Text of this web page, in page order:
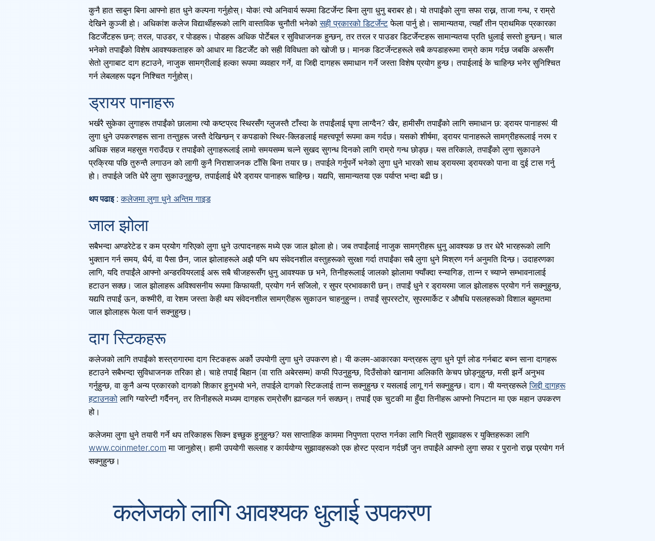
कुनै हात साबुन बिना आफ्नो हात धुने कल्पना गर्नुहोस्। योक! त्यो अनिवार्य रूपमा डिटर्जेन्ट बिना लुगा धुनु बराबर हो। यो तपाईंको लुगा सफा राख्न, ताजा गन्ध, र राम्रो
देखिने कुञ्जी हो। अधिकांश कलेज विद्यार्थीहरूको लागि वास्तविक चुनौती भनेकोसही प्रकारको डिटर्जेन्ट फेला पार्नु हो। सामान्यतया, त्यहाँ तीन प्राथमिक प्रकारका
डिटर्जेंटहरू छन्: तरल, पाउडर, र पोडहरू। पोडहरू अधिक पोर्टेबल र सुविधाजनक हुन्छन्, तर तरल र पाउडर डिटर्जेन्टहरू सामान्यतया प्रति धुलाई सस्तो हुन्छन्। चाल
भनेको तपाइँको विशेष आवश्यकताहरु को आधार मा डिटर्जेंट को सही विविधता को खोजी छ। मानक डिटर्जेन्टहरूले सबै कपडाहरूमा राम्रो काम गर्दछ जबकि अरूसँग
सेतो लुगाबाट दाग हटाउने, नाजुक सामग्रीलाई हल्का रूपमा व्यवहार गर्ने, वा जिद्दी दागहरू समाधान गर्ने जस्ता विशेष प्रयोग हुन्छ। तपाईलाई के चाहिन्छ भनेर सुनिश्चित
गर्न लेबलहरू पढ्न निश्चित गर्नुहोस्।
ड्रायर पानाहरू
भर्खरै सुकेका लुगाहरू तपाईंको छालामा त्यो कष्टप्रद स्थिरसँग ग्लुजस्तै टाँस्दा के तपाईंलाई घृणा लाग्दैन? खैर, हामीसँग तपाइँको लागि समाधान छ: ड्रायर पानाहरू! यी
लुगा धुने उपकरणहरू साना तन्तुहरू जस्तै देखिन्छन् र कपडाको स्थिर-क्लिङलाई महत्त्वपूर्ण रूपमा कम गर्दछ। यसको शीर्षमा, ड्रायर पानाहरूले सामग्रीहरूलाई नरम र
अधिक सहज महसुस गराउँदछ र तपाईंको लुगाहरूलाई लामो समयसम्म चल्ने सुखद सुगन्ध दिनको लागि राम्रो गन्ध छोड्छ। यस तरिकाले, तपाइँको लुगा सुकाउने
प्रक्रिया पछि तुरुन्तै लगाउन को लागी कुनै निराशाजनक टाँसि बिना तयार छ। तपाईले गर्नुपर्ने भनेको लुगा धुने भारको साथ ड्रायरमा ड्रायरको पाना वा दुई टास गर्नु
हो। तपाईले जति धेरै लुगा सुकाउनुहुन्छ, तपाईलाई धेरै ड्रायर पानाहरू चाहिन्छ। यद्यपि, सामान्यतया एक पर्याप्त भन्दा बढी छ।
थप पढाइ:कलेजमा लुगा धुने अन्तिम गाइड
जाल झोला
सबैभन्दा अण्डरेटेड र कम प्रयोग गरिएको लुगा धुने उत्पादनहरू मध्ये एक जाल झोला हो। जब तपाईंलाई नाजुक सामग्रीहरू धुनु आवश्यक छ तर धेरै भारहरूको लागि
भुक्तान गर्न समय, धैर्य, वा पैसा छैन, जाल झोलाहरूले अझै पनि थप संवेदनशील वस्तुहरूको सुरक्षा गर्दा तपाईंका सबै लुगा धुने मिश्रण गर्न अनुमति दिन्छ। उदाहरणका
लागि, यदि तपाईंले आफ्नो अन्डरवियरलाई अरू सबै चीजहरूसँग धुनु आवश्यक छ भने, तिनीहरूलाई जालको झोलामा फ्याँक्दा स्न्यागिङ, तान्न र च्याप्ने सम्भावनालाई
हटाउन सक्छ। जाल झोलाहरू अविश्वसनीय रूपमा किफायती, प्रयोग गर्न सजिलो, र सुपर प्रभावकारी छन्। तपाईं धुने र ड्रायरमा जाल झोलाहरू प्रयोग गर्न सक्नुहुन्छ,
यद्यपि तपाईं ऊन, कश्मीरी, वा रेशम जस्ता केही थप संवेदनशील सामग्रीहरू सुकाउन चाहनुहुन्न। तपाईं सुपरस्टोर, सुपरमार्केट र औषधि पसलहरूको विशाल बहुमतमा
जाल झोलाहरू फेला पार्न सक्नुहुन्छ।
दाग स्टिकहरू
कलेजको लागि तपाईंको शस्त्रागारमा दाग स्टिकहरू अर्को उपयोगी लुगा धुने उपकरण हो। यी कलम-आकारका यन्त्रहरू लुगा धुने पूर्ण लोड गर्नबाट बच्न साना दागहरू
हटाउने सबैभन्दा सुविधाजनक तरिका हो। चाहे तपाईं बिहान (वा राति अबेरसम्म) कफी पिउनुहुन्छ, दिउँसोको खानामा अलिकति केचप छोड्नुहुन्छ, मसी झर्ने अनुभव
गर्नुहुन्छ, वा कुनै अन्य प्रकारको दागको शिकार हुनुभयो भने, तपाईले दागको स्टिकलाई तान्न सक्नुहुन्छ र यसलाई लागू गर्न सक्नुहुन्छ। दाग। यी यन्त्रहरूलेजिद्दी दागहरू
हटाउनको लागि ग्यारेन्टी गर्दैनन्, तर तिनीहरूले मध्यम दागहरू राम्रोसँग ह्यान्डल गर्न सक्छन्। तपाईं एक चुटकी मा हुँदा तिनीहरू आफ्नो निपटान मा एक महान उपकरण
हो।
कलेजमा लुगा धुने तयारी गर्ने थप तरिकाहरू सिक्न इच्छुक हुनुहुन्छ? यस साप्ताहिक काममा निपुणता प्राप्त गर्नका लागि भित्री सुझावहरू र युक्तिहरूका लागि
www.coinmeter.com मा जानुहोस्। हामी उपयोगी सल्लाह र कार्ययोग्य सुझावहरूको एक होस्ट प्रदान गर्दछौं जुन तपाईंले आफ्नो लुगा सफा र पुरानो राख्न प्रयोग गर्न
सक्नुहुन्छ।
कलेजको लागि आवश्यक धुलाई उपकरण